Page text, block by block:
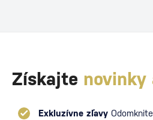
Získajte novinky
Exkluzívne zľavy